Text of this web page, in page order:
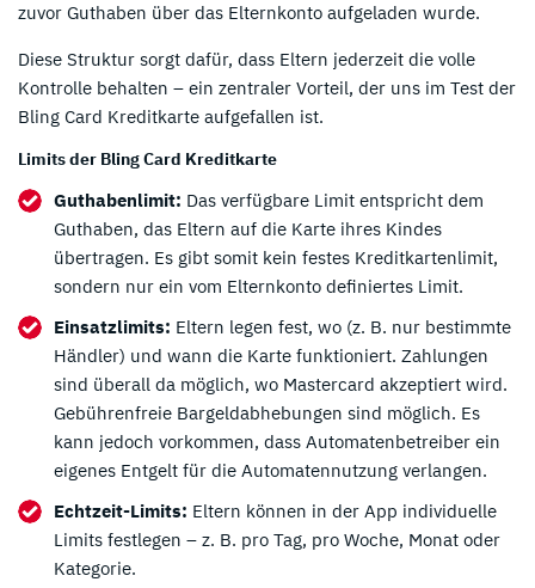
zuvor Guthaben über das Elternkonto aufgeladen wurde.
Diese Struktur sorgt dafür, dass Eltern jederzeit die volle
Kontrolle behalten – ein zentraler Vorteil, der uns im Test der
Bling Card Kreditkarte aufgefallen ist.
Limits der Bling Card Kreditkarte
Guthabenlimit: Das verfügbare Limit entspricht dem
Guthaben, das Eltern auf die Karte ihres Kindes
übertragen. Es gibt somit kein festes Kreditkartenlimit,
sondern nur ein vom Elternkonto definiertes Limit.
Einsatzlimits: Eltern legen fest, wo (z. B. nur bestimmte
Händler) und wann die Karte funktioniert. Zahlungen
sind überall da möglich, wo Mastercard akzeptiert wird.
Gebührenfreie Bargeldabhebungen sind möglich. Es
kann jedoch vorkommen, dass Automatenbetreiber ein
eigenes Entgelt für die Automatennutzung verlangen.
Echtzeit-Limits: Eltern können in der App individuelle
Limits festlegen – z. B. pro Tag, pro Woche, Monat oder
Kategorie.